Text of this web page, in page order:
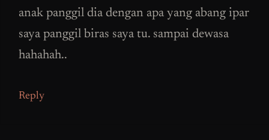
anak panggil dia dengan apa yang abang ipar
saya panggil biras saya tu. sampai dewasa
hahahah..
Reply